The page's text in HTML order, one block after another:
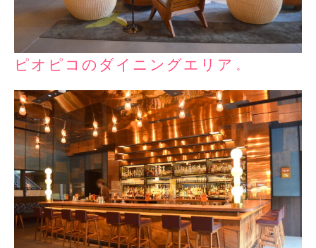
ピオピコのダイニングエリア。